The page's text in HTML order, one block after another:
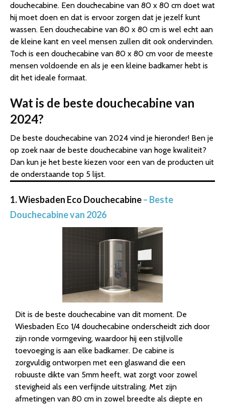
douchecabine. Een douchecabine van 80 x 80 cm doet wat
hij moet doen en dat is ervoor zorgen dat je jezelf kunt
wassen. Een douchecabine van 80 x 80 cm is wel echt aan
de kleine kant en veel mensen zullen dit ook ondervinden.
Toch is een douchecabine van 80 x 80 cm voor de meeste
mensen voldoende en als je een kleine badkamer hebt is
dit het ideale formaat.
Wat is de beste douchecabine van
2024?
De beste douchecabine van 2024 vind je hieronder! Ben je
op zoek naar de beste douchecabine van hoge kwaliteit?
Dan kun je het beste kiezen voor een van de producten uit
de onderstaande top 5 lijst.
1. Wiesbaden Eco Douchecabine– Beste
Douchecabine van 2026
Dit is de beste douchecabine van dit moment. De
Wiesbaden Eco 1/4 douchecabine onderscheidt zich door
zijn ronde vormgeving, waardoor hij een stijlvolle
toevoeging is aan elke badkamer. De cabine is
zorgvuldig ontworpen met een glaswand die een
robuuste dikte van 5mm heeft, wat zorgt voor zowel
stevigheid als een verfijnde uitstraling. Met zijn
afmetingen van 80 cm in zowel breedte als diepte en